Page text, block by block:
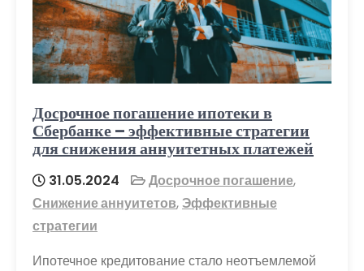
Досрочное погашение ипотеки в
Сбербанке – эффективные стратегии
для снижения аннуитетных платежей
31.05.2024 Досрочное погашение,
Снижение аннуитетов, Эффективные
стратегии
Ипотечное кредитование стало неотъемлемой